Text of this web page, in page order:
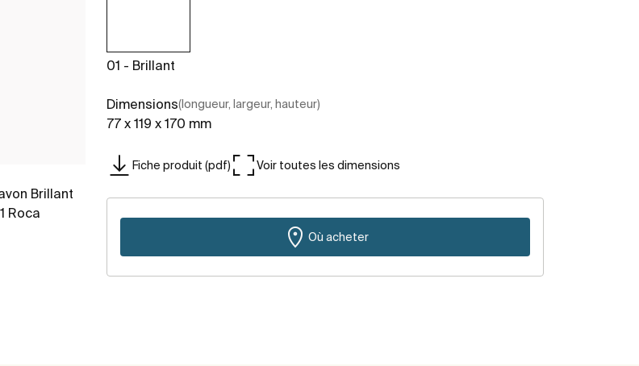
01 - Brillant
Dimensions(longueur, largeur, hauteur)
77 x 119 x 170 mm
Fiche produit (pdf) Voir toutes les dimensions
Où acheter